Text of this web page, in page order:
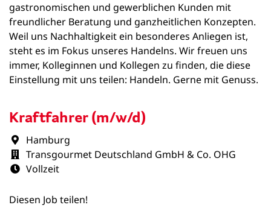
Kraftfahrer (m/w/d)
Hamburg
Transgourmet Deutschland GmbH & Co. OHG
Vollzeit
Diesen Job teilen!
gastronomischen und gewerblichen Kunden mit
freundlicher Beratung und ganzheitlichen Konzepten.
Weil uns Nachhaltigkeit ein besonderes Anliegen ist,
steht es im Fokus unseres Handelns. Wir freuen uns
immer, Kolleginnen und Kollegen zu finden, die diese
Einstellung mit uns teilen: Handeln. Gerne mit Genuss.